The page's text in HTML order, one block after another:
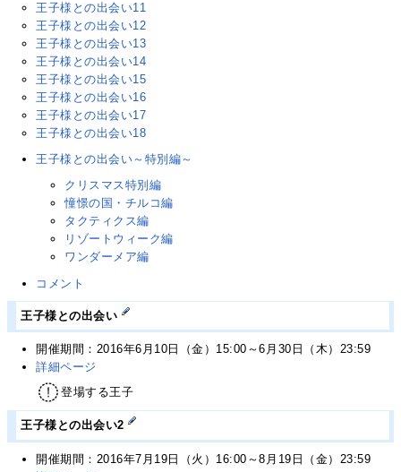
王子様との出会い11
王子様との出会い12
王子様との出会い13
王子様との出会い14
王子様との出会い15
王子様との出会い16
王子様との出会い17
王子様との出会い18
王子様との出会い～特別編～
クリスマス特別編
憧憬の国・チルコ編
タクティクス編
リゾートウィーク編
ワンダーメア編
コメント
王子様との出会い
開催期間：2016年6月10日（金）15:00～6月30日（木）23:59
詳細ページ
登場する王子
王子様との出会い2
開催期間：2016年7月19日（火）16:00～8月19日（金）23:59